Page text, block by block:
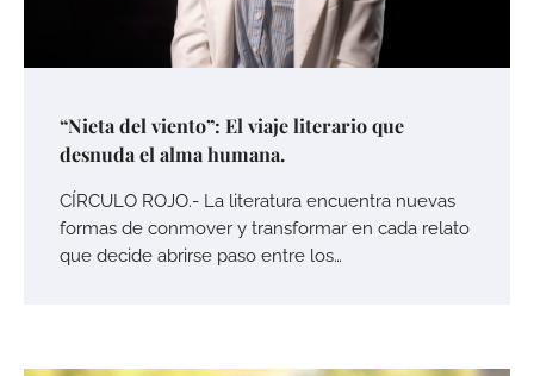
“Nieta del viento”: El viaje literario que
desnuda el alma humana.
CÍRCULO ROJO.- La literatura encuentra nuevas
formas de conmover y transformar en cada relato
que decide abrirse paso entre los…